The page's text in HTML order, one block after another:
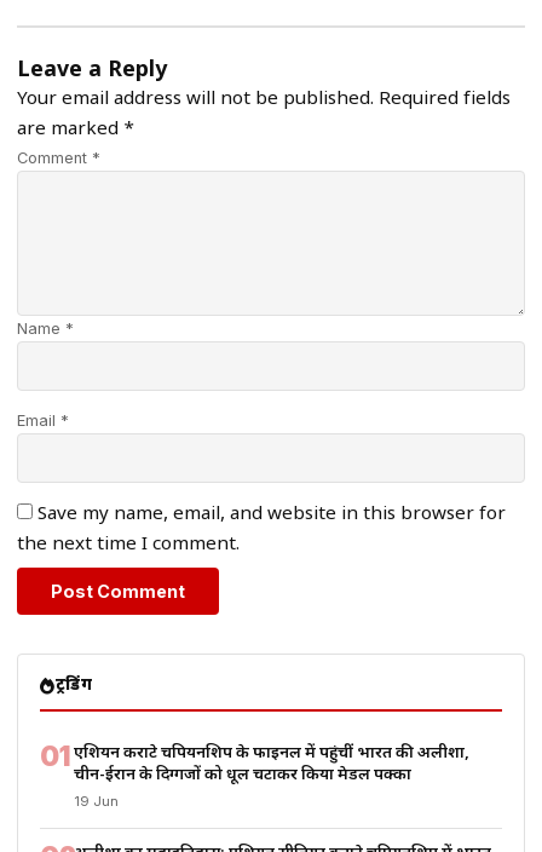
Leave a Reply
Your email address will not be published. Required fields
are marked *
Comment *
Name *
Email *
Save my name, email, and website in this browser for
the next time I comment.
ट्रेंडिंग
01एशियन कराटे चैंपियनशिप के फाइनल में पहुंचीं भारत की अलीशा,
चीन-ईरान के दिग्गजों को धूल चटाकर किया मेडल पक्का
19 Jun